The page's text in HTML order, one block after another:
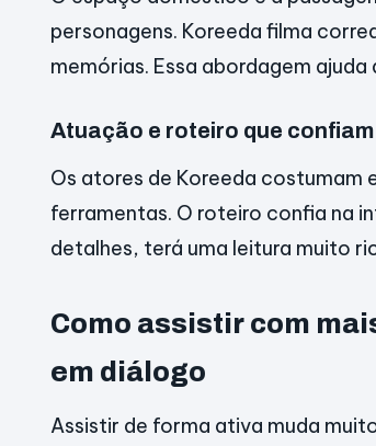
personagens. Koreeda filma
memórias. Essa abordagem
Atuação e roteiro que
Os atores de Koreeda costumam
ferramentas. O roteiro confia na
detalhes, terá uma leitura muito
Como assistir com
em diálogo
Assistir de forma ativa muda